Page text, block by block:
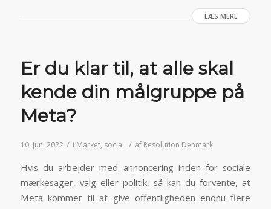
LÆS MERE
Er du klar til, at alle skal
kende din målgruppe på
Meta?
10. juni 2022 / i Market, social / af Resolution Denmark
Hvis du arbejder med annoncering inden for sociale
mærkesager, valg eller politik, så kan du forvente, at
Meta kommer til at give offentligheden endnu flere